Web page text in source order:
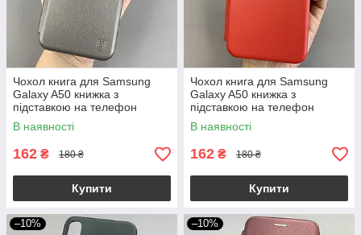
Чохол книга для Samsung
Galaxy A50 книжка з
підставкою на телефон
самсунг а50 сіра stn
В наявності
162 ₴ 180 ₴
Купити
Чохол книга для Samsung
Galaxy A50 книжка з
підставкою на телефон
самсунг а50 червона stn
В наявності
162 ₴ 180 ₴
Купити
–10% –10%